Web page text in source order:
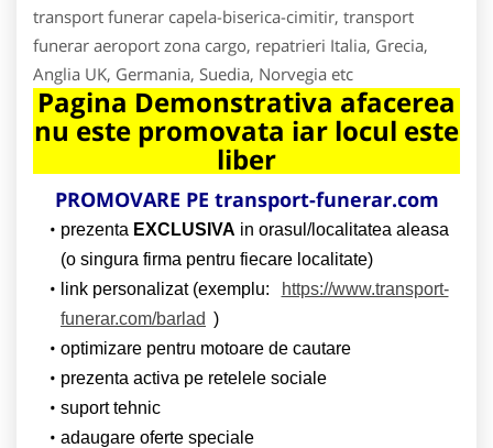
transport funerar capela-biserica-cimitir, transport
funerar aeroport zona cargo, repatrieri Italia, Grecia,
Anglia UK, Germania, Suedia, Norvegia etc
Pagina Demonstrativa afacerea
nu este promovata iar locul este
liber
PROMOVARE PE transport-funerar.com
prezenta EXCLUSIVA in orasul/localitatea aleasa
(o singura firma pentru fiecare localitate)
link personalizat (exemplu:
https://www.transport-
funerar.com/barlad )
optimizare pentru motoare de cautare
prezenta activa pe retelele sociale
suport tehnic
adaugare oferte speciale